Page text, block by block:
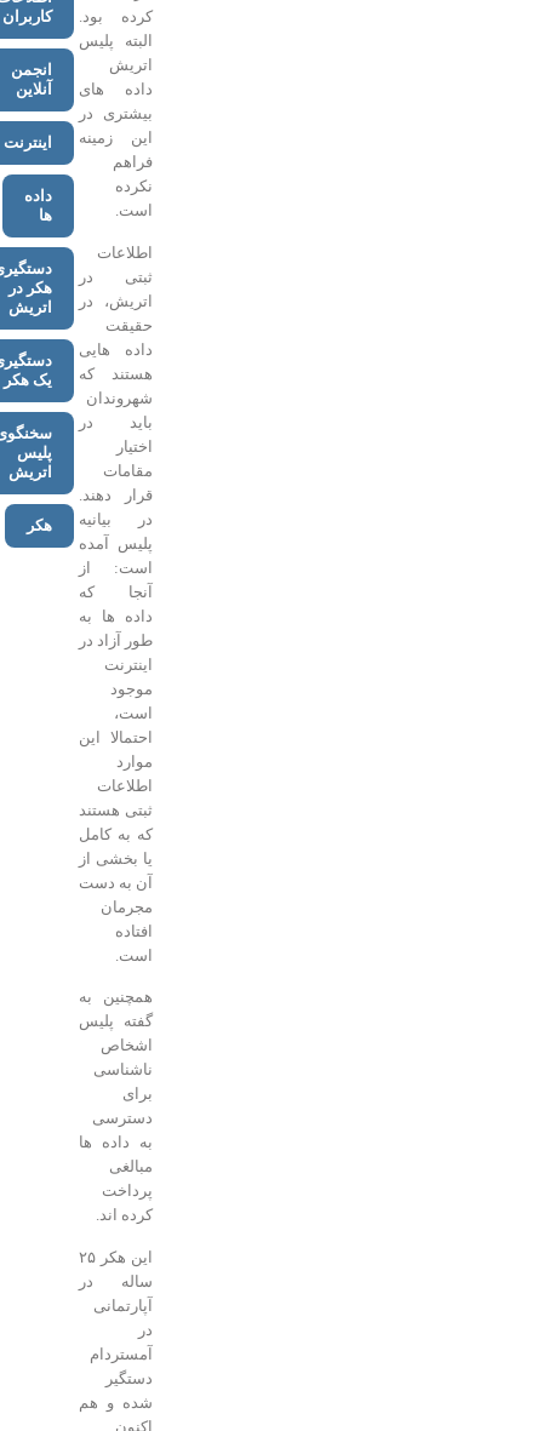
کرده بود.
البته پلیس
اتریش
داده های
بیشتری در
این زمینه
فراهم
نکرده
است.
اطلاعات
ثبتی در
اتریش، در
حقیقت
داده هایی
هستند که
شهروندان
باید در
اختیار
مقامات
قرار دهند.
در بیانیه
پلیس آمده
است: از
آنجا که
داده ها به
طور آزاد در
اینترنت
موجود
است،
احتمالا این
موارد
اطلاعات
ثبتی هستند
که به کامل
یا بخشی از
آن به دست
مجرمان
افتاده
است.
همچنین به
گفته پلیس
اشخاص
ناشناسی
دسترسی
به داده ها
مبالغی
پرداخت
کرده اند.
این هکر ۲۵
ساله در
آپارتمانی
آمستردام
دستگیر
شده و هم
اکنون
کاربران
انجمن
آنلاین
اینترنت
دستگیری
هکر در
اتریش
دستگیری
یک هکر
سخنگوی
پلیس
اتریش
هکر